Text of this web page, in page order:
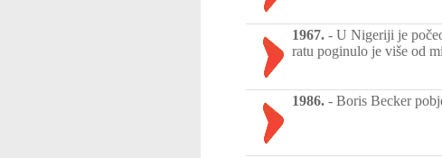
1967. - U Nigeriji je
ratu poginulo je više od
1986. - Boris Becker